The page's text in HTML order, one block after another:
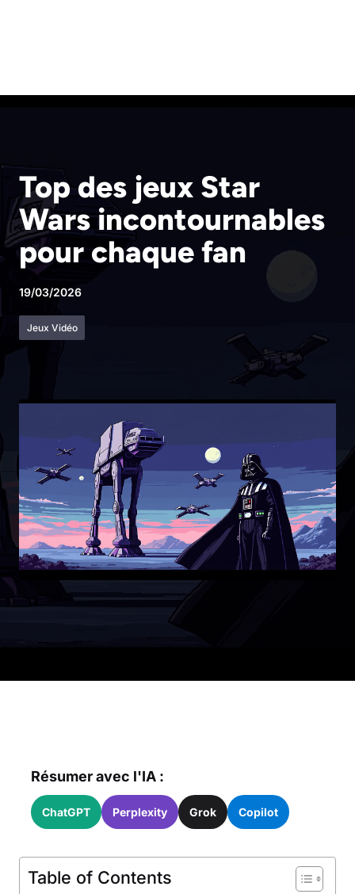
Top des jeux Star
Wars incontournables
pour chaque fan
19/03/2026
Jeux Vidéo
Résumer avec l'IA :
ChatGPT Perplexity Grok Copilot
Table of Contents